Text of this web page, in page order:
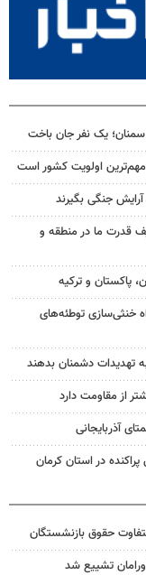
اولویت کشور است
جنگی بگیرند
قدرت ما در منطقه و
پاکستان و ترکیه
خنثی‌سازی توطئه‌های
تهدیدات دشمنان بدهند
از مقاومت دارد
آذربایجانی
در استان کرمان
حقوق بازنشستگان
تشییع شد